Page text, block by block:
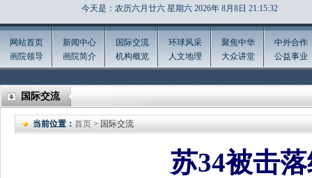
今天是：农历六月廿六 星期六 2026年 8月8日 21:15:35
网站首页
画院领导
新闻中心
画院简介
国际交流
机构概览
环球风采
人文地理
聚焦中华
大众讲堂
中外合作
公益事业
国际交流
当前位置： 首页 > 国际交流
苏34被击